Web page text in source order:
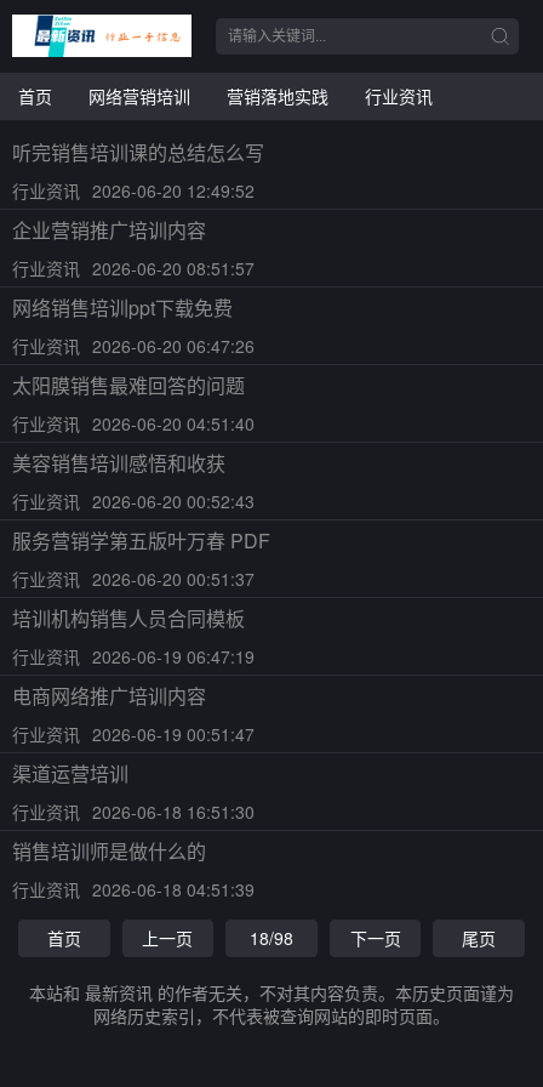
首页 网络营销培训 营销落地实践 行业资讯
听完销售培训课的总结怎么写
行业资讯 2026-06-20 12:49:52
企业营销推广培训内容
行业资讯 2026-06-20 08:51:57
网络销售培训ppt下载免费
行业资讯 2026-06-20 06:47:26
太阳膜销售最难回答的问题
行业资讯 2026-06-20 04:51:40
美容销售培训感悟和收获
行业资讯 2026-06-20 00:52:43
服务营销学第五版叶万春 PDF
行业资讯 2026-06-20 00:51:37
培训机构销售人员合同模板
行业资讯 2026-06-19 06:47:19
电商网络推广培训内容
行业资讯 2026-06-19 00:51:47
渠道运营培训
行业资讯 2026-06-18 16:51:30
销售培训师是做什么的
行业资讯 2026-06-18 04:51:39
首页
上一页 18/98 下一页 尾页
本站和 最新资讯 的作者无关，不对其内容负责。本历史页面谨为
网络历史索引，不代表被查询网站的即时页面。